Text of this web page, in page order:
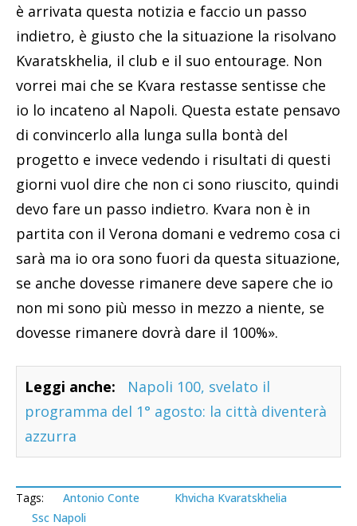
è arrivata questa notizia e faccio un passo
indietro, è giusto che la situazione la risolvano
Kvaratskhelia, il club e il suo entourage. Non
vorrei mai che se Kvara restasse sentisse che
io lo incateno al Napoli. Questa estate pensavo
di convincerlo alla lunga sulla bontà del
progetto e invece vedendo i risultati di questi
giorni vuol dire che non ci sono riuscito, quindi
devo fare un passo indietro. Kvara non è in
partita con il Verona domani e vedremo cosa ci
sarà ma io ora sono fuori da questa situazione,
se anche dovesse rimanere deve sapere che io
non mi sono più messo in mezzo a niente, se
dovesse rimanere dovrà dare il 100%».
Leggi anche:
Napoli 100, svelato il
programma del 1° agosto: la città diventerà
azzurra
Tags: Antonio Conte
Khvicha Kvaratskhelia
Ssc Napoli